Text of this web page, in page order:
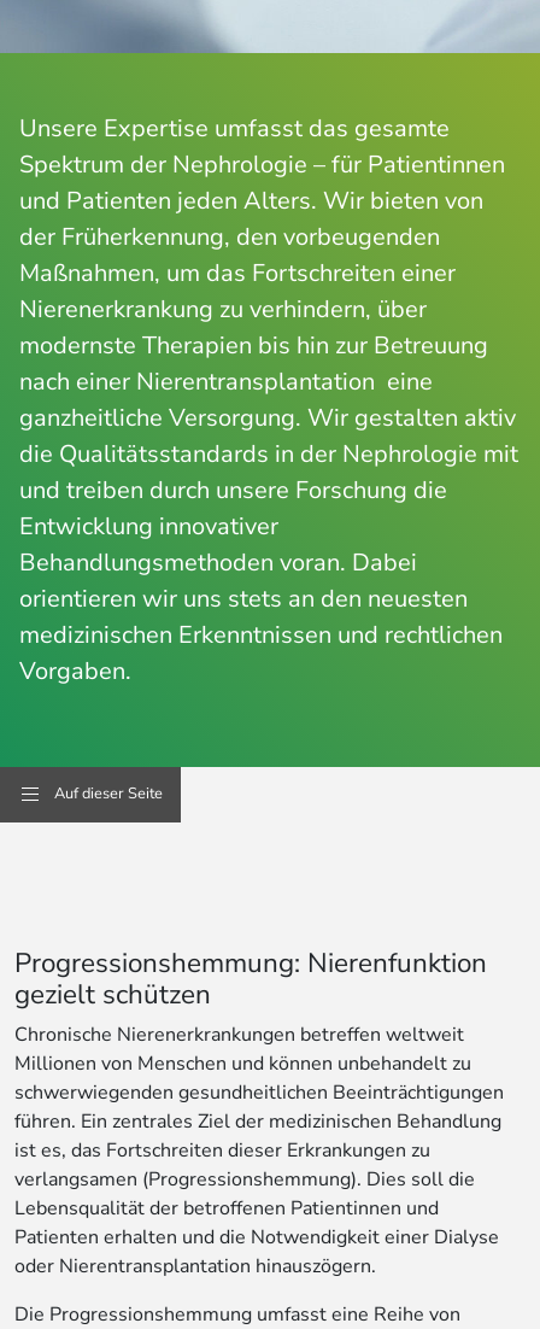
Unsere Expertise umfasst das gesamte
Spektrum der Nephrologie – für Patientinnen
und Patienten jeden Alters. Wir bieten von
der Früherkennung, den vorbeugenden
Maßnahmen, um das Fortschreiten einer
Nierenerkrankung zu verhindern, über
modernste Therapien bis hin zur Betreuung
nach einer Nierentransplantation eine
ganzheitliche Versorgung. Wir gestalten aktiv
die Qualitätsstandards in der Nephrologie mit
und treiben durch unsere Forschung die
Entwicklung innovativer
Behandlungsmethoden voran. Dabei
orientieren wir uns stets an den neuesten
medizinischen Erkenntnissen und rechtlichen
Vorgaben.
Auf dieser Seite
Progressionshemmung: Nierenfunktion
gezielt schützen
Chronische Nierenerkrankungen betreffen weltweit
Millionen von Menschen und können unbehandelt zu
schwerwiegenden gesundheitlichen Beeinträchtigungen
führen. Ein zentrales Ziel der medizinischen Behandlung
ist es, das Fortschreiten dieser Erkrankungen zu
verlangsamen (Progressionshemmung). Dies soll die
Lebensqualität der betroffenen Patientinnen und
Patienten erhalten und die Notwendigkeit einer Dialyse
oder Nierentransplantation hinauszögern.
Die Progressionshemmung umfasst eine Reihe von